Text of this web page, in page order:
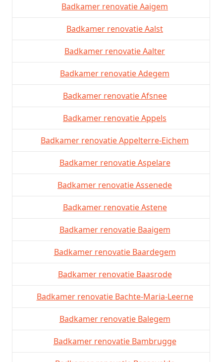
Badkamer renovatie Aaigem
Badkamer renovatie Aalst
Badkamer renovatie Aalter
Badkamer renovatie Adegem
Badkamer renovatie Afsnee
Badkamer renovatie Appels
Badkamer renovatie Appelterre-Eichem
Badkamer renovatie Aspelare
Badkamer renovatie Assenede
Badkamer renovatie Astene
Badkamer renovatie Baaigem
Badkamer renovatie Baardegem
Badkamer renovatie Baasrode
Badkamer renovatie Bachte-Maria-Leerne
Badkamer renovatie Balegem
Badkamer renovatie Bambrugge